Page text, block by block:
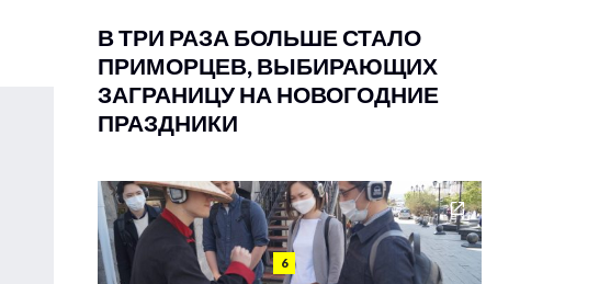
В ТРИ РАЗА БОЛЬШЕ СТАЛО
ПРИМОРЦЕВ, ВЫБИРАЮЩИХ
ЗАГРАНИЦУ НА НОВОГОДНИЕ
ПРАЗДНИКИ
6